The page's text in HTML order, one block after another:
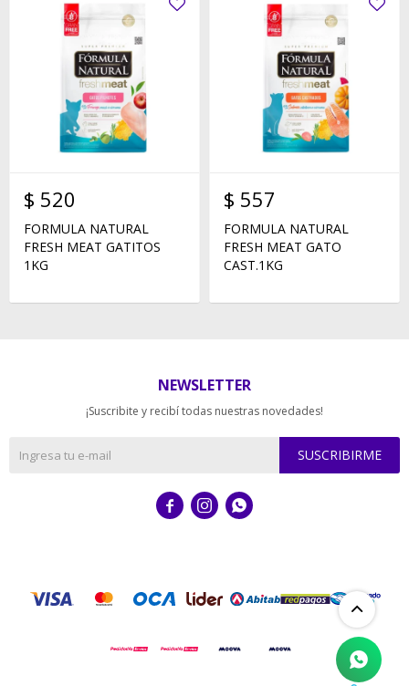
$ 520
FORMULA NATURAL
FRESH MEAT GATITOS
1KG
$ 557
FORMULA NATURAL
FRESH MEAT GATO
CAST.1KG
NEWSLETTER
¡Suscribite y recibí todas nuestras novedades!
SUSCRIBIRME
  